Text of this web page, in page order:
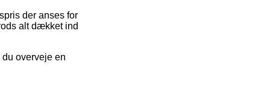
der anses for
alt dækket ind
overveje en